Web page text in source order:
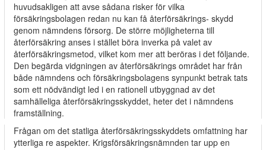
huvudsakligen att avse sådana risker för vilka
försäkringsbolagen redan nu kan få återförsäkrings- skydd
genom nämndens försorg. De större möjligheterna till
återförsäkring anses i stället böra inverka på valet av
återförsäkringsmetod, vilket kom­ mer att beröras i det följande.
Den begärda vidgningen av återförsäkrings­ området har från
både nämndens och försäkringsbolagens synpunkt betrak­ tats
som ett nödvändigt led i en rationell utbyggnad av det
samhälleliga återförsäkringsskyddet, heter det i nämndens
framställning.
Frågan om det statliga återförsäkringsskyddets omfattning har
ytterliga­ re aspekter. Krigsförsäkringsnämnden tar upp en